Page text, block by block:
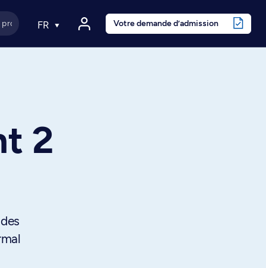
FR Votre demande d’admission
2